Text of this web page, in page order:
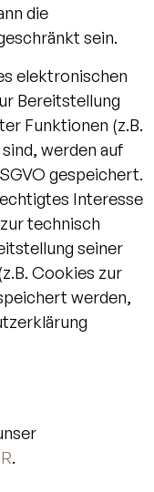
die
sein.
elektronischen
Bereitstellung
Funktionen (z.B.
werden auf
gespeichert.
Interesse
technisch
seiner
Cookies zur
werden,
.